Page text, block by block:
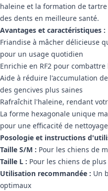
haleine et la formation de
des dents en meilleure santé.
Avantages et caractéristiques :
Friandise à mâcher délicieuse
pour un usage quotidien
Enrichie en RF2 pour
Aide à réduire l'accumulation
des gencives plus saines
Rafraîchit l'haleine, rendant
La forme hexagonale unique
pour une efficacité de
Posologie et instructions
Taille S/M : Pour les chiens de
Taille L : Pour les chiens de
Utilisation recommandée : Un
optimaux